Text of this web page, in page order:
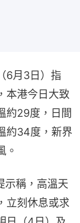
6月3日）指
本港今日大致
約29度，日間
約34度，新界
。
示稱，高溫天
立刻休息或求